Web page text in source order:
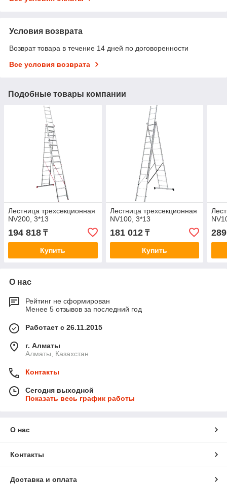
Условия возврата
Возврат товара в течение 14 дней по договоренности
Все условия возврата
Подобные товары компании
Лестница трехсекционная
NV200, 3*13
194 818 ₸
Купить
Лестница трехсекционная
NV100, 3*13
181 012₸
Купить
О нас
Рейтинг не сформирован
Менее 5 отзывов за последний год
Работает с 26.11.2015
г. Алматы
Алматы, Казахстан
Контакты
Сегодня выходной
Показать весь график работы
О нас
Контакты
Доставка и оплата